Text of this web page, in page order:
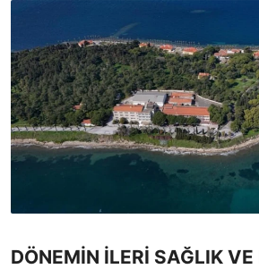
DÖNEMİN İLERİ SAĞLIK